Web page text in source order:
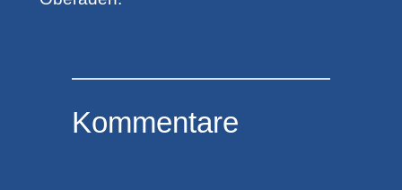
Kommentare